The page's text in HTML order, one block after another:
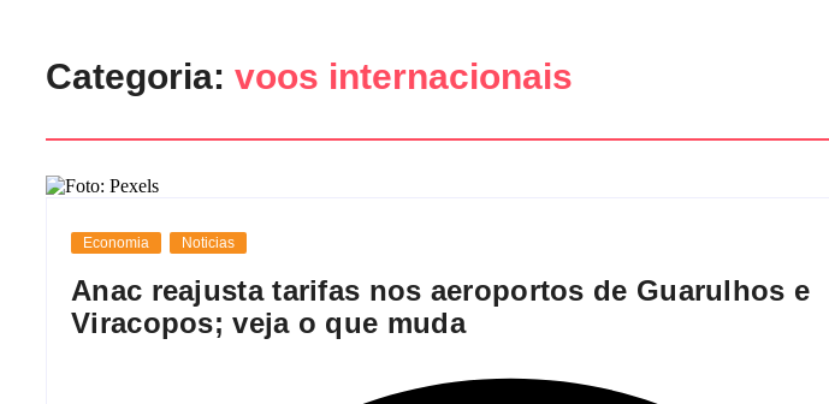
Categoria: voos internacionais
Economia Noticias
Anac reajusta tarifas nos aeroportos de Guarulhos e
Viracopos; veja o que muda